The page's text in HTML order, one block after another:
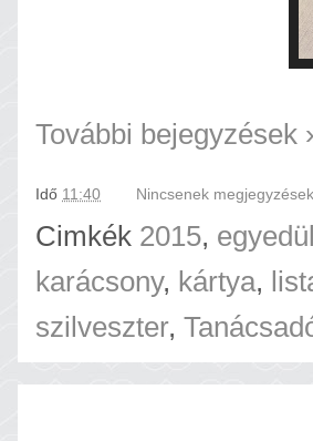
További bejegyzések
Idő 11:40 Nincsenek
Cimkék 2015, egyedül
karácsony, kártya,
szilveszter,